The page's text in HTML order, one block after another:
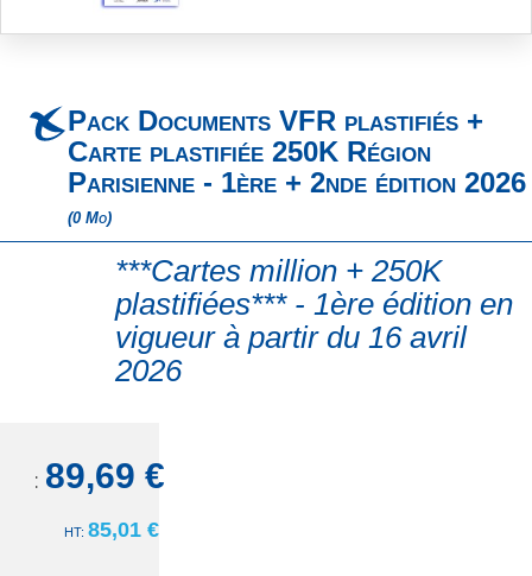
Pack Documents VFR plastifiés +
Carte plastifiée 250K Région
Parisienne - 1ère + 2nde édition 2026
(0 Mo)
***Cartes million + 250K
plastifiées*** - 1ère édition en
vigueur à partir du 16 avril
2026
89,69 €
85,01 €
of
the
images